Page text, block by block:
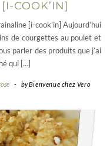
COOK’IN]
[i-cook’in] Aujourd’hui
de courgettes au poulet et
parler des produits que j’ai
qui […]
- byBienvenue chez Vero